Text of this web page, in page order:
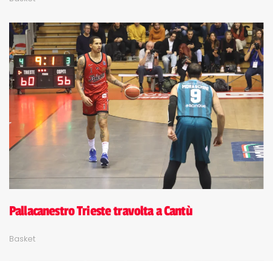
Pallacanestro Trieste travolta a Cantù
Basket